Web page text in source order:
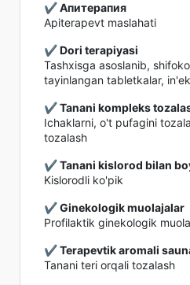
✔️ Апитерапия
Apiterapevt maslahati
✔️ Dori terapiyasi
Tashxisga asoslanib,
tayinlangan tabletkalar,
✔️ Tanani kompleks
Ichaklarni, o't pufagini
tozalash
✔️ Tanani kislorod bilan
Kislorodli ko'pik
✔️ Ginekologik muolajalar
Profilaktik ginekologik
✔️ Terapevtik aromali
Tanani teri orqali tozalash